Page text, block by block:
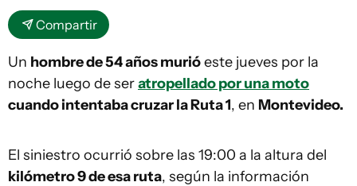
Compartir
Un hombre de 54 años murióeste jueves por la
noche luego de seratropellado por una moto
cuando intentaba cruzar la Ruta 1, en Montevideo.
El siniestro ocurrió sobre las 19:00 a la altura del
kilómetro 9 de esa ruta, según la información